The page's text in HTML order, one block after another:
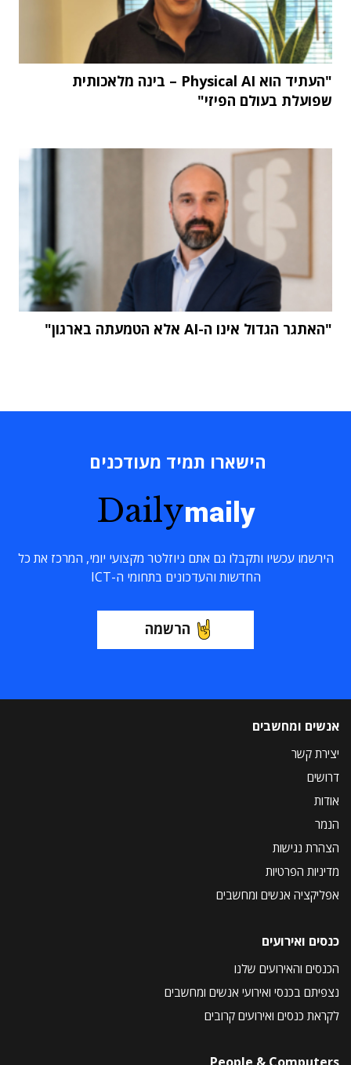
"העתיד הוא Physical AI – בינה מלאכותית
שפועלת בעולם הפיזי"
"האתגר הגדול אינו ה-AI אלא הטמעתה בארגון"
הישארו תמיד מעודכנים
Dailymaily
הירשמו עכשיו ותקבלו גם אתם ניוזלטר מקצועי יומי, המרכז את כל
החדשות והעדכונים בתחומי ה-ICT
הרשמה
אנשים ומחשבים
יצירת קשר
דרושים
אודות
הנמר
הצהרת נגישות
מדיניות הפרטיות
אפליקציה אנשים ומחשבים
כנסים ואירועים
הכנסים והאירועים שלנו
נצפיתם בכנסי ואירועי אנשים ומחשבים
לקראת כנסים ואירועים קרובים